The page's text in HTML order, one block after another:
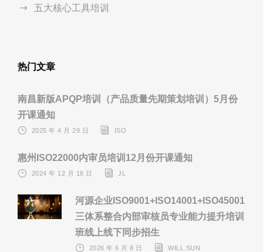
五大核心工具培训
热门文章
南昌新版APQP培训（产品质量先期策划培训）5月份
开课通知
2025 年 4 月 29 日 ISO
惠州ISO22000内审员培训12月份开课通知
2024 年 12 月 18 日 JL
河源企业ISO9001+ISO14001+ISO45001
三体系整合内部审核员专业能力提升培训
班线上线下同步招生
2026 年 6 月 8 日 WILL.SUN